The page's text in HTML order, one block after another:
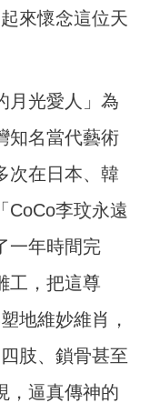
來懷念這位天
月光愛人」為
知名當代藝術
次在日本、韓
CoCo李玟永遠
一年時間完
工，把這尊
地維妙維肖，
肢、鎖骨甚至
，逼真傳神的